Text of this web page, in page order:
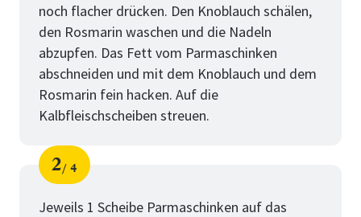
noch flacher drücken. Den Knoblauch schälen,
den Rosmarin waschen und die Nadeln
abzupfen. Das Fett vom Parmaschinken
abschneiden und mit dem Knoblauch und dem
Rosmarin fein hacken. Auf die
Kalbfleischscheiben streuen.
Schritt
2
von
4
Jeweils 1 Scheibe Parmaschinken auf das